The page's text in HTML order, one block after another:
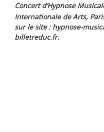
Concert d’Hypnose
Internationale de Arts,
sur le site : hypnose-
billetreduc.fr.